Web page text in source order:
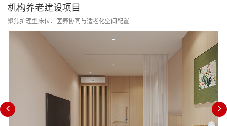
机构养老建设项目
聚焦护理型床位、医养协同与适老化空间配置